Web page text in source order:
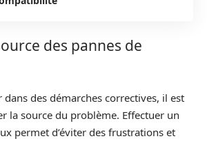
des pannes de
dans des démarches correctives, il est
la source du problème. Effectuer un
permet d’éviter des frustrations et